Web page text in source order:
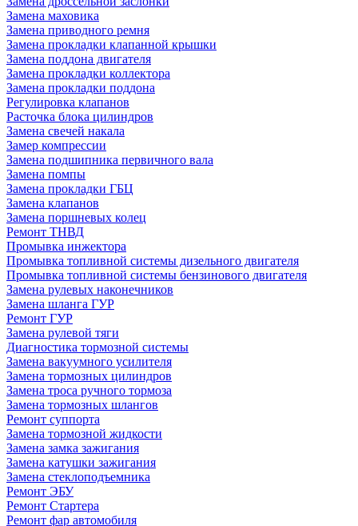
Замена маховика
Замена приводного ремня
Замена прокладки клапанной крышки
Замена поддона двигателя
Замена прокладки коллектора
Замена прокладки поддона
Регулировка клапанов
Расточка блока цилиндров
Замена свечей накала
Замер компрессии
Замена подшипника первичного вала
Замена помпы
Замена прокладки ГБЦ
Замена клапанов
Замена поршневых колец
Ремонт ТНВД
Промывка инжектора
Промывка топливной системы дизельного двигателя
Промывка топливной системы бензинового двигателя
Замена рулевых наконечников
Замена шланга ГУР
Ремонт ГУР
Замена рулевой тяги
Диагностика тормозной системы
Замена вакуумного усилителя
Замена тормозных цилиндров
Замена троса ручного тормоза
Замена тормозных шлангов
Ремонт суппорта
Замена тормозной жидкости
Замена замка зажигания
Замена катушки зажигания
Замена стеклоподъемника
Ремонт ЭБУ
Ремонт Стартера
Ремонт фар автомобиля